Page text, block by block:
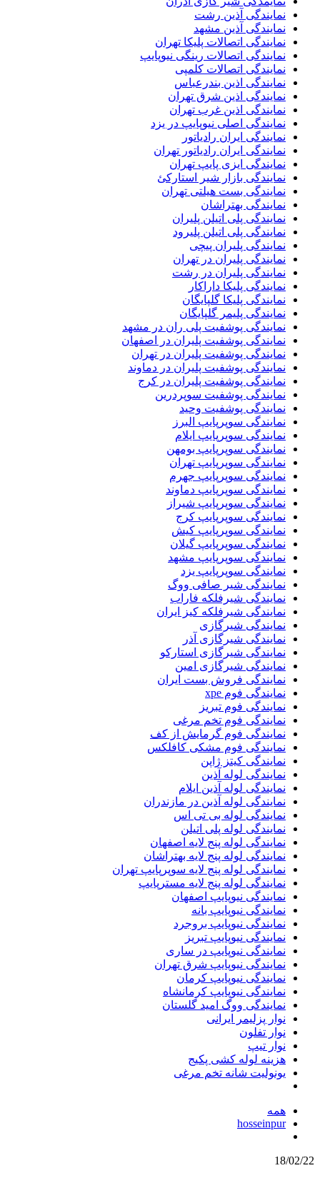
نمایندگی آذین رشت
نمایندگی آذین مشهد
نمایندگی اتصالات پلیکا تهران
نمایندگی اتصالات رینگی نیوپایپ
نمایندگی اتصالات کلمپی
نمایندگی اذین بندرعباس
نمایندگی اذین شرق تهران
نمایندگی اذین غرب تهران
نمایندگی اصلی نیوپایپ در یزد
نمایندگی ایران رادیاتور
نمایندگی ایران رادیاتور تهران
نمایندگی ایزی پایپ تهران
نمایندگی بازار شیر استارکئ
نمایندگی بست هیلتی تهران
نمایندگی بهتراشان
نمایندگی پلی اتیلن پلیران
نمایندگی پلی اتیلن پلیرود
نمایندگی پلیران پیچی
نمایندگی پلیران در تهران
نمایندگی پلیران در رشت
نمایندگی پلیکا داراکار
نمایندگی پلیکا گلپایگان
نمایندگی پلیمر گلپایگان
نمایندگی پوشفیت پلی ران در مشهد
نمایندگی پوشفیت پلیران در اصفهان
نمایندگی پوشفیت پلیران در تهران
نمایندگی پوشفیت پلیران در دماوند
نمایندگی پوشفیت پلیران در کرج
نمایندگی پوشفیت سوپردرین
نمایندگی پوشفیت وحید
نمایندگی سوپرپایپ البرز
نمایندگی سوپرپایپ ایلام
نمایندگی سوپرپایپ بومهن
نمایندگی سوپرپایپ تهران
نمایندگی سوپرپایپ جهرم
نمایندگی سوپرپایپ دماوند
نمایندگی سوپرپایپ شیراز
نمایندگی سوپرپایپ کرج
نمایندگی سوپرپایپ کیش
نمایندگی سوپرپایپ گیلان
نمایندگی سوپرپایپ مشهد
نمایندگی سوپرپایپ یزد
نمایندگی شیر صافی ووگ
نمایندگی شیرفلکه فاراب
نمایندگی شیرفلکه کیز ایران
نمایندگی شیرگازی
نمایندگی شیرگازی آذر
نمایندگی شیرگازی استارکو
نمایندگی شیرگازی امین
نمایندگی فروش بست ایران
نمایندگی فوم xpe
نمایندگی فوم تبریز
نمایندگی فوم تخم مرغی
نمایندگی فوم گرمایش از کف
نمایندگی فوم مشکی کافلکس
نمایندگی کیتز ژاپن
نمایندگی لوله آذین
نمایندگی لوله آذین ایلام
نمایندگی لوله آذین در مازندران
نمایندگی لوله بی تی اس
نمایندگی لوله پلی اتیلن
نمایندگی لوله پنج لایه اصفهان
نمایندگی لوله پنج لایه بهتراشان
نمایندگی لوله پنج لایه سوپرپایپ تهران
نمایندگی لوله پنج لایه مسترپایپ
نمایندگی نیوپایپ اصفهان
نمایندگی نیوپایپ بانه
نمایندگی نیوپایپ بروجرد
نمایندگی نیوپایپ تبریز
نمایندگی نیوپایپ در ساری
نمایندگی نیوپایپ شرق تهران
نمایندگی نیوپایپ کرمان
نمایندگی نیوپایپ کرمانشاه
نمایندگی ووگ امید گلستان
نوار پزلیمر ایرانی
نوار تفلون
نوار تیپ
هزینه لوله کشی پکیج
یونولیت شانه تخم مرغی
همه
hosseinpur
18/02/22